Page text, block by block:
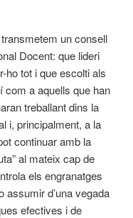
un consell
Docent: que lideri
ho tot i que escolti als
com a aquells que han
treballant dins la
i, principalment, a la
continuar amb la
al mateix cap de
els engranatges
assumir d’una vegada
efectives i de